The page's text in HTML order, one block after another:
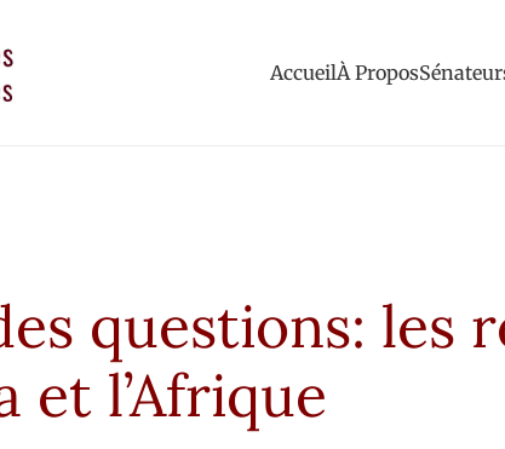
AccueilÀ Propos
questions: les
et l’Afrique